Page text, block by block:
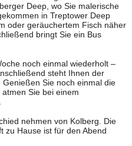
Deep, wo Sie malerische
in Treptower Deep
oder geräuchertem Fisch näher
bringt Sie ein Bus
noch einmal wiederholt –
steht Ihnen der
Sie noch einmal die
Sie bei einem
nehmen von Kolberg. Die
zu Hause ist für den Abend